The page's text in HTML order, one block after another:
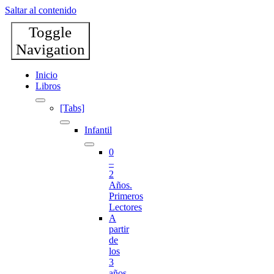
Saltar al contenido
Toggle
Navigation
Inicio
Libros
[Tabs]
Infantil
0
–
2
Años.
Primeros
Lectores
A
partir
de
los
3